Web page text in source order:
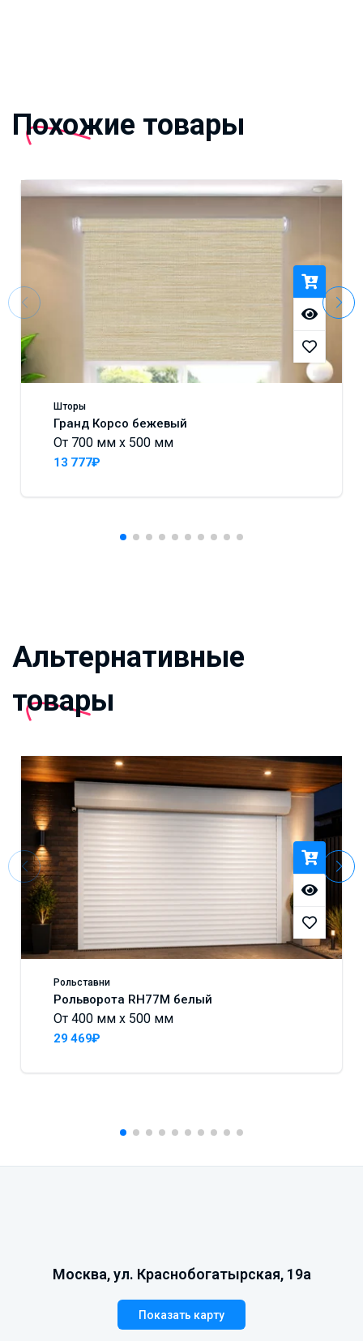
Похожие товары
Шторы
Гранд Корсо бежевый
От 700 мм x 500 мм
13 777₽
Альтернативные
товары
Рольставни
Рольворота RH77M белый
От 400 мм x 500 мм
29 469₽
Москва, ул. Краснобогатырская, 19а
Показать карту